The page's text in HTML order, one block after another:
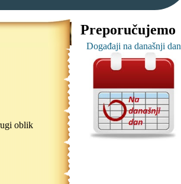
oblik
Preporučujemo
Događaji na današnji dan